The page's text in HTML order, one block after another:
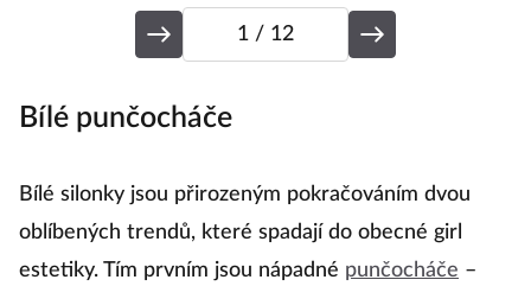
1 / 12
Bílé punčocháče
Bílé silonky jsou přirozeným pokračováním dvou
oblíbených trendů, které spadají do obecné girl
estetiky. Tím prvním jsou nápadné punčocháče –